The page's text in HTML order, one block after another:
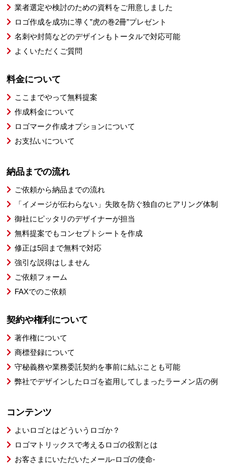
業者選定や検討のための資料をご用意しました
ロゴ作成を成功に導く”虎の巻2冊”プレゼント
名刺や封筒などのデザインもトータルで対応可能
よくいただくご質問
料金について
ここまでやって無料提案
作成料金について
ロゴマーク作成オプションについて
お支払いについて
納品までの流れ
ご依頼から納品までの流れ
「イメージが伝わらない」失敗を防ぐ独自のヒアリング体制
御社にピッタリのデザイナーが担当
無料提案でもコンセプトシートを作成
修正は5回まで無料で対応
強引な説得はしません
ご依頼フォーム
FAXでのご依頼
契約や権利について
著作権について
商標登録について
守秘義務や業務委託契約を事前に結ぶことも可能
弊社でデザインしたロゴを盗用してしまったラーメン店の例
コンテンツ
よいロゴとはどういうロゴか？
ロゴマトリックスで考えるロゴの役割とは
お客さまにいただいたメール-ロゴの使命-